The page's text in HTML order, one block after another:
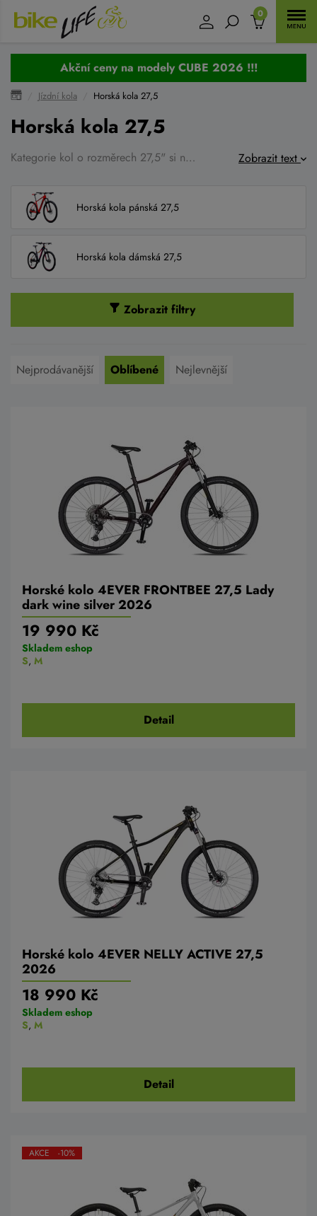
0
Akční ceny na modely CUBE 2026 !!!
Jízdní kola Horská kola 27,5
Horská kola 27,5
Kategorie kol o rozměrech 27,5" si našla své uplatnění v cyklistice a slouží jako varianta pro juniorské postavy, pro cyklisty s menšími postavami a pak třeba pro speciály, kde se menší průměr kol nabízí vzhledem ke stylu ježdění. Proč tomu tak je? Jak vybrat správné a vhodné kolo přímo pro vás? Zobrazit text
Horská kola pánská 27,5
Horská kola dámská 27,5
Zobrazit filtry
Nejprodávanější Oblíbené Nejlevnější
Horské kolo 4EVER FRONTBEE 27,5 Lady
dark wine silver 2026
19 990 Kč
Skladem eshop
S, M
Detail
Horské kolo 4EVER NELLY ACTIVE 27,5
2026
18 990 Kč
Skladem eshop
S, M
Detail
AKCE -10%